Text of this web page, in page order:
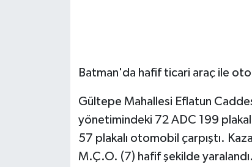
Batman'da hafif ticari araç ile
Gültepe Mahallesi Eflatun
yönetimindeki 72 ADC 199
57 plakalı otomobil çarpıştı.
M.Ç.O. (7) hafif şekilde yaralandı.
HABERDE İNSAN